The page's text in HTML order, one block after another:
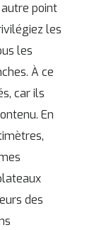
point
les
les
À ce
car ils
En
des